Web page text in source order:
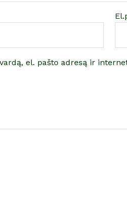
el. pašto adresą ir